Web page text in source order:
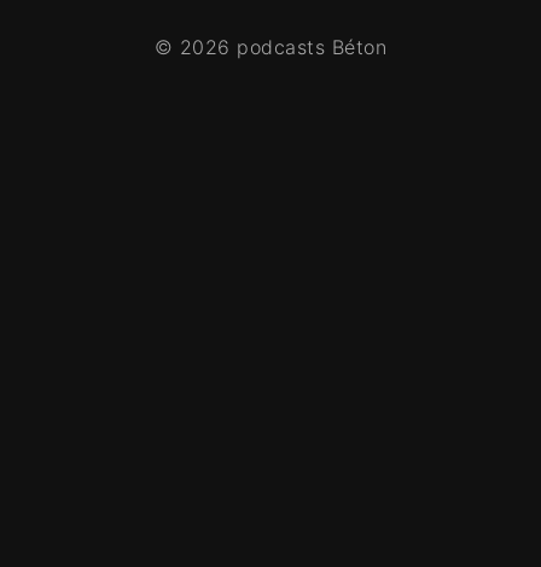
© 2026 podcasts Béton